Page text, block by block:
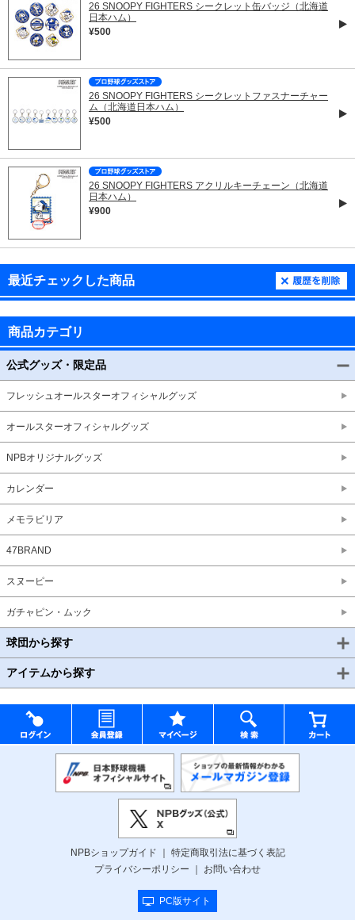
26 SNOOPY FIGHTERS シークレット缶バッジ（北海道
日本ハム）
¥500
26 SNOOPY FIGHTERS シークレットファスナーチャー
ム（北海道日本ハム）
¥500
26 SNOOPY FIGHTERS アクリルキーチェーン（北海道
日本ハム）
¥900
最近チェックした商品
商品カテゴリ
公式グッズ・限定品
フレッシュオールスターオフィシャルグッズ
オールスターオフィシャルグッズ
NPBオリジナルグッズ
カレンダー
メモラビリア
47BRAND
スヌーピー
ガチャピン・ムック
球団から探す
アイテムから探す
NPBショップガイド
特定商取引法に基づく表記
プライバシーポリシー
お問い合わせ
PC版サイト